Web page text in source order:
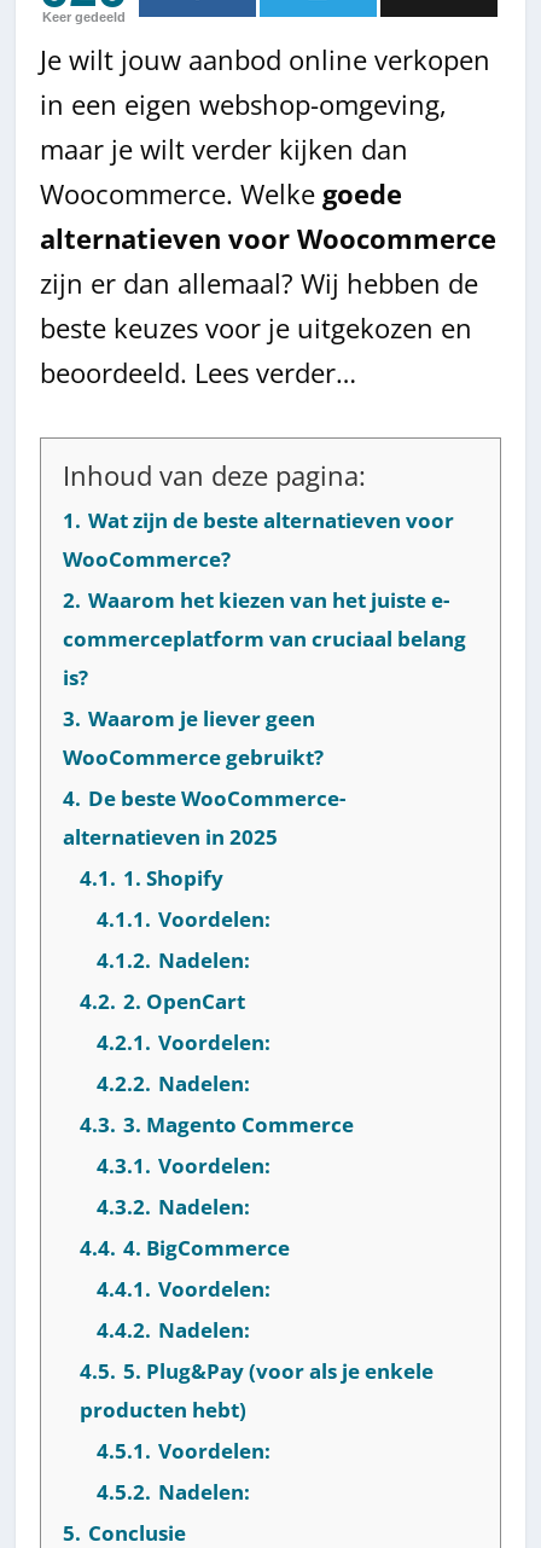
Keer gedeeld
Je wilt jouw aanbod online verkopen
in een eigen webshop-omgeving,
maar je wilt verder kijken dan
Woocommerce. Welke goede
alternatieven voor Woocommerce
zijn er dan allemaal? Wij hebben de
beste keuzes voor je uitgekozen en
beoordeeld. Lees verder…
Inhoud van deze pagina:
1. Wat zijn de beste alternatieven voor
WooCommerce?
2. Waarom het kiezen van het juiste e-
commerceplatform van cruciaal belang
is?
3. Waarom je liever geen
WooCommerce gebruikt?
4. De beste WooCommerce-
alternatieven in 2025
4.1. 1. Shopify
4.1.1. Voordelen:
4.1.2. Nadelen:
4.2. 2. OpenCart
4.2.1. Voordelen:
4.2.2. Nadelen:
4.3. 3. Magento Commerce
4.3.1. Voordelen:
4.3.2. Nadelen:
4.4. 4. BigCommerce
4.4.1. Voordelen:
4.4.2. Nadelen:
4.5. 5. Plug&Pay (voor als je enkele
producten hebt)
4.5.1. Voordelen:
4.5.2. Nadelen:
5. Conclusie